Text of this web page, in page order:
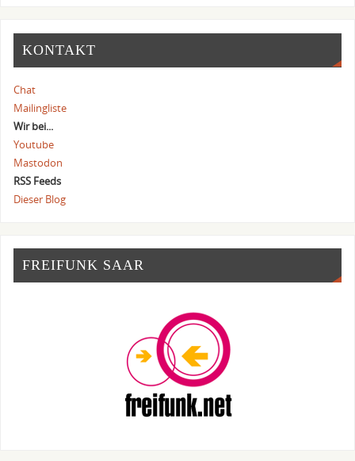
KONTAKT
Chat
Mailingliste
Wir bei...
Youtube
Mastodon
RSS Feeds
Dieser Blog
FREIFUNK SAAR